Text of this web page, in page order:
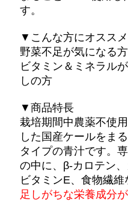
す。
▼こんな方にオススメ
野菜不足が気になる方
ビタミン＆ミネラル
しの方
▼商品特長
栽培期間中農薬不使
した国産ケールをま
タイプの青汁です。
の中に、β-カロテン
ビタミンE、食物繊維
足しがちな栄養成分